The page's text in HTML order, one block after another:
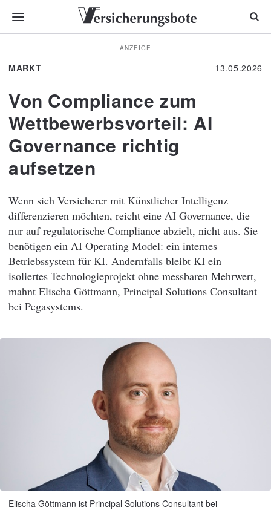
ANZEIGE
MARKT 13.05.2026
Von Compliance zum
Wettbewerbsvorteil: AI
Governance richtig
aufsetzen
Wenn sich Versicherer mit Künstlicher Intelligenz
differenzieren möchten, reicht eine AI Governance, die
nur auf regulatorische Compliance abzielt, nicht aus. Sie
benötigen ein AI Operating Model: ein internes
Betriebssystem für KI. Andernfalls bleibt KI ein
isoliertes Technologieprojekt ohne messbaren Mehrwert,
mahnt Elischa Göttmann, Principal Solutions Consultant
bei Pegasystems.
Elischa Göttmann ist Principal Solutions Consultant bei